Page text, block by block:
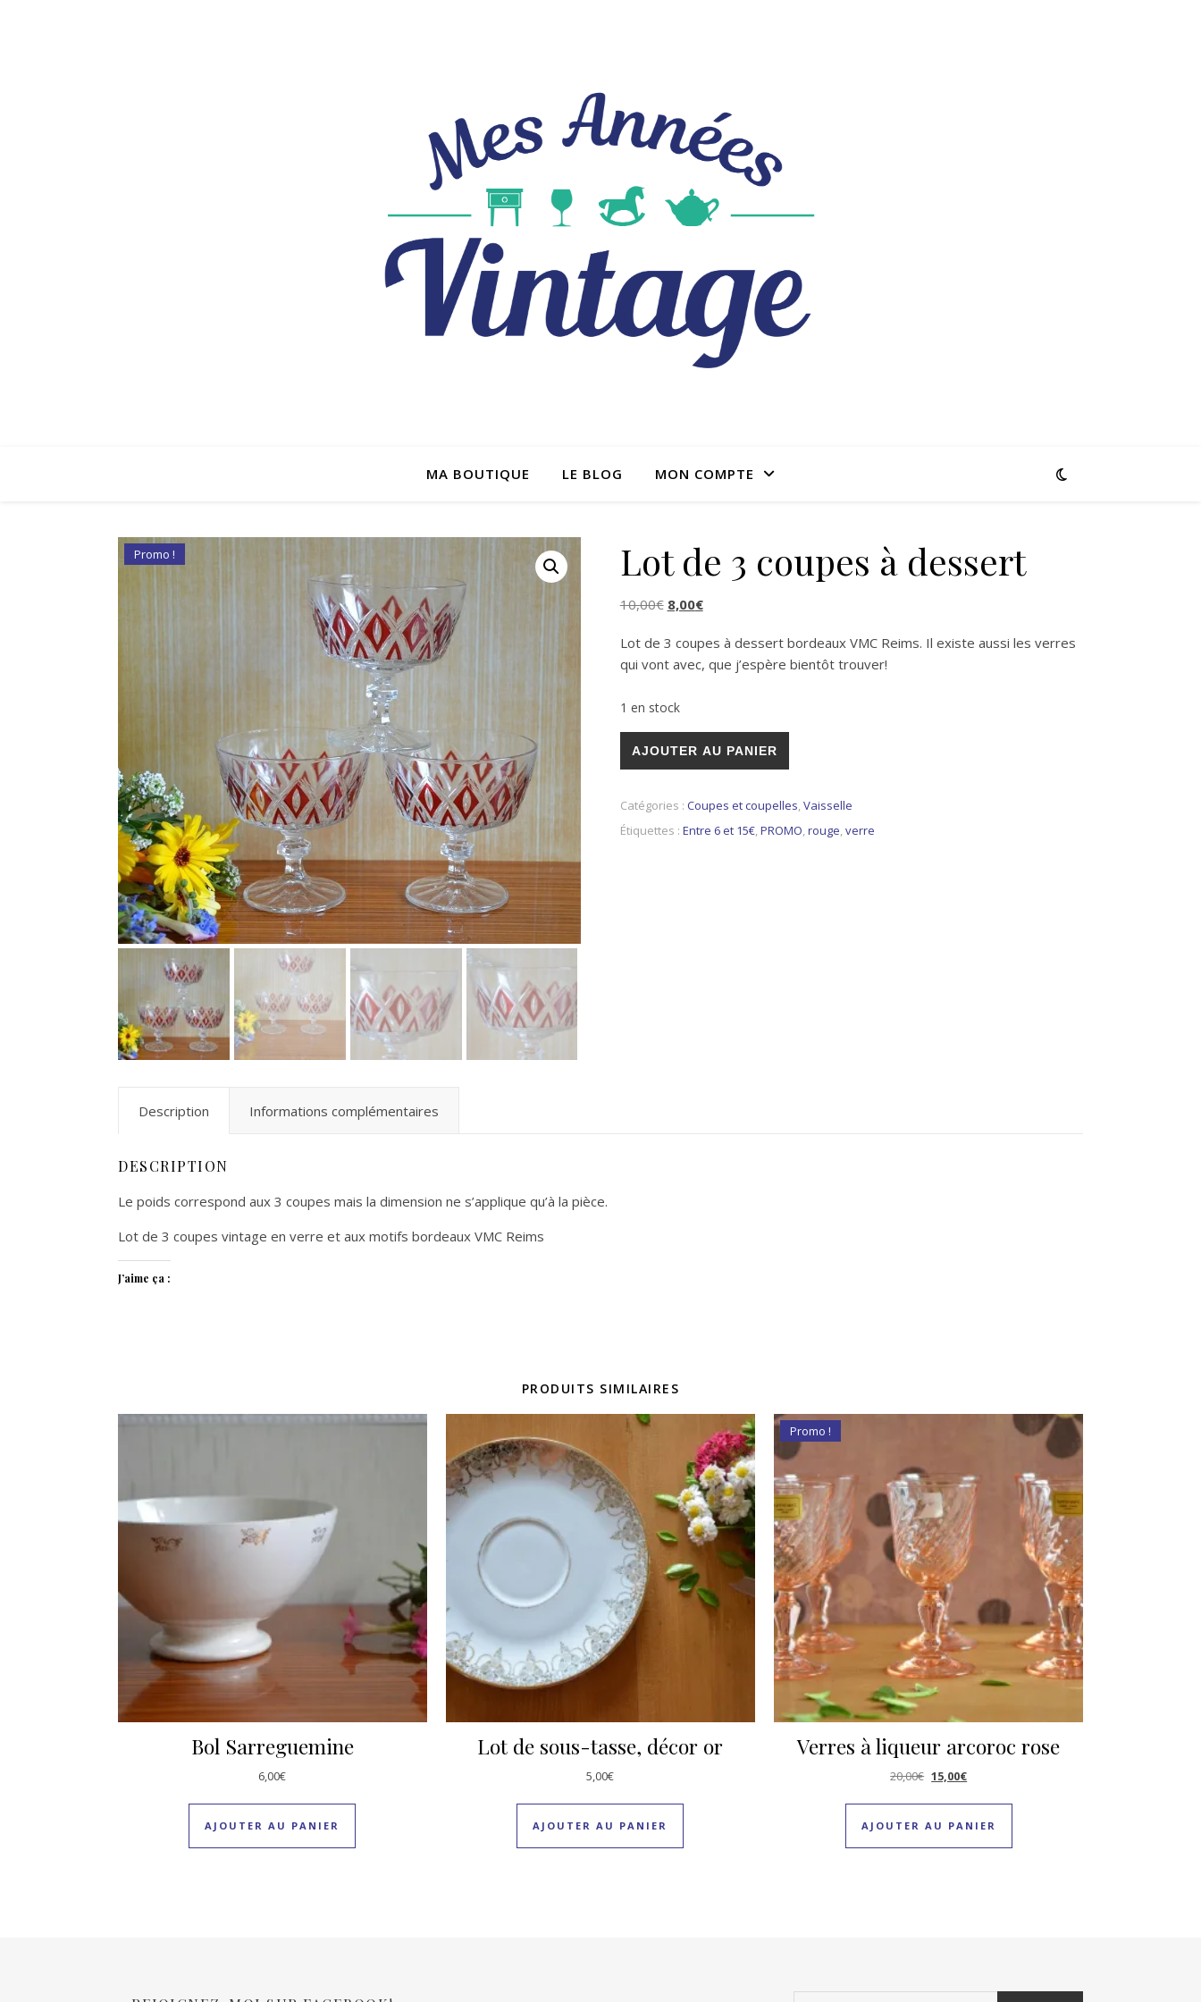
MA BOUTIQUE LE BLOG MON COMPTE
Promo ! Lot de 3 coupes à dessert
10,00€ Le prix initial était : 10,00€.
8,00€Le prix actuel est : 8,00€.
Lot de 3 coupes à dessert bordeaux VMC Reims. Il existe aussi les verres
qui vont avec, que j’espère bientôt trouver!
1 en stock
quantité de Lot de 3 coupes à dessert
AJOUTER AU PANIER
Catégories : Coupes et coupelles,Vaisselle
Étiquettes : Entre 6 et 15€,PROMO,rouge,verre
Description Informations complémentaires
DESCRIPTION
Le poids correspond aux 3 coupes mais la dimension ne s’applique qu’à la pièce.
Lot de 3 coupes vintage en verre et aux motifs bordeaux VMC Reims
J’aime ça :
PRODUITS SIMILAIRES
Bol Sarreguemine
6,00€
AJOUTER AU PANIER
Lot de sous-tasse, décor or
5,00€
AJOUTER AU PANIER
Promo !
Verres à liqueur arcoroc rose
20,00€ Le prix initial était : 20,00€.
15,00€Le prix actuel est : 15,00€.
AJOUTER AU PANIER